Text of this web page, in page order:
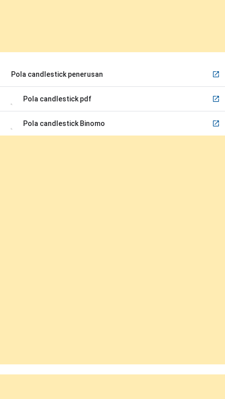
Pola candlestick penerusan
Pola candlestick pdf
Pola candlestick Binomo